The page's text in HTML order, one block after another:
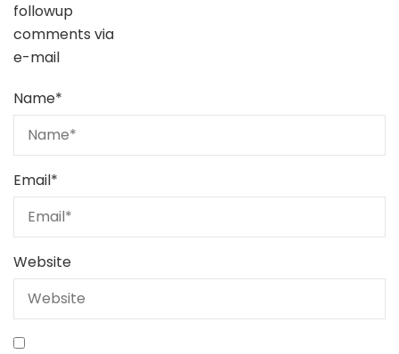
followup
comments via
e-mail
Name*
Email*
Website